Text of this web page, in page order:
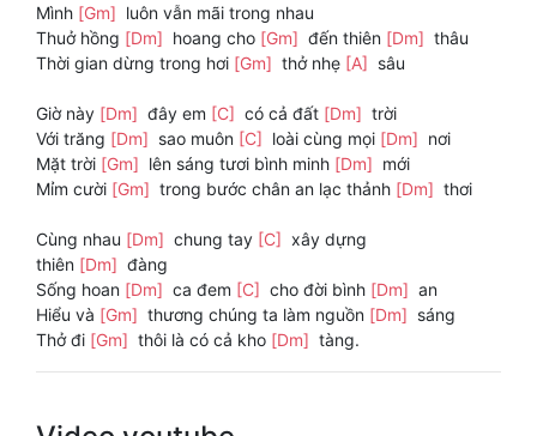
Mình [Gm] luôn vẫn mãi trong nhau
Thuở hồng [Dm] hoang cho [Gm] đến thiên [Dm] thâu
Thời gian dừng trong hơi [Gm] thở nhẹ [A] sâu
Giờ này [Dm] đây em [C] có cả đất [Dm] trời
Với trăng [Dm] sao muôn [C] loài cùng mọi [Dm] nơi
Mặt trời [Gm] lên sáng tươi bình minh [Dm] mới
Mỉm cười [Gm] trong bước chân an lạc thảnh [Dm] thơi
Cùng nhau [Dm] chung tay [C] xây dựng
thiên [Dm] đàng
Sống hoan [Dm] ca đem [C] cho đời bình [Dm] an
Hiểu và [Gm] thương chúng ta làm nguồn [Dm] sáng
Thở đi [Gm] thôi là có cả kho [Dm] tàng.